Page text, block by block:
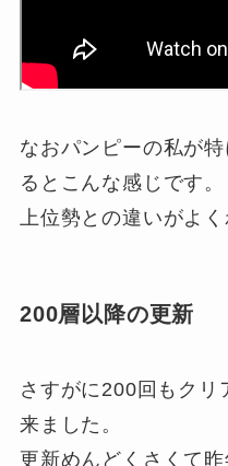
なおパンピーの私が
るとこんな感じです。
上位勢との違いがよ
200層以降の更新
さすがに200回もクリ
来ました。
更新めんどくさくて